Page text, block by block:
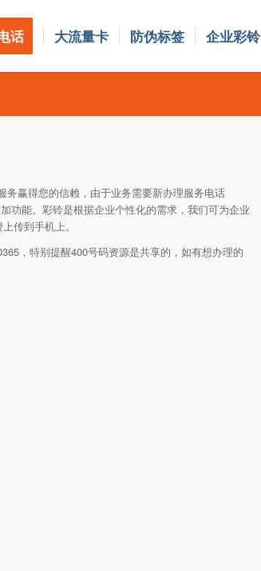
话 大流量卡 防伪标签 企业彩铃
赢得您的信赖，由于业务需要新办理服务电话
功能。彩铃是根据企业个性化的需求，我们可为企业
传到手机上。
，特别提醒400号码资源是共享的，如有想办理的